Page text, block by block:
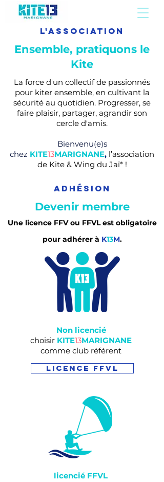
l'association
Ensemble, pratiquons le
Kite
La force d'un collectif de passionnés
pour kiter ensemble, en cultivant la
sécurité au quotidien. Progresser, se
faire plaisir, partager, agrandir son
cercle d'amis.
Bienvenu(e)s
chez KITE13MARIGNANE, l’association
de Kite & Wing du Jaï* !
ADHÉSION
Devenir membre
Une licence FFV ou FFVL est obligatoire
pour adhérer à K13M.
Non licencié
choisir KITE13MARIGNANE
comme club référent
licence FFVL
licencié FFVL